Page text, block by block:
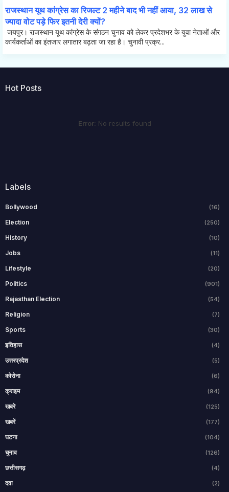
राजस्थान यूथ कांग्रेस का रिजल्ट 2 महीने बाद भी नहीं आया, 32 लाख से
ज्यादा वोट पड़े फिर इतनी देरी क्यों?
जयपुर। राजस्थान यूथ कांग्रेस के संगठन चुनाव को लेकर प्रदेशभर के युवा नेताओं और
कार्यकर्ताओं का इंतजार लगातार बढ़ता जा रहा है। चुनावी प्रक्र...
Hot Posts
Error: No results found
Labels
Bollywood (16)
Election (250)
History (10)
Jobs (11)
Lifestyle (20)
Politics (901)
Rajasthan Election (54)
Religion (7)
Sports (30)
इतिहास (4)
उत्तरप्रदेश (5)
कोरोना (6)
क्राइम (94)
खबरे (125)
खबरें (177)
घटना (104)
चुनाव (126)
छत्तीसगढ़ (4)
दवा (2)